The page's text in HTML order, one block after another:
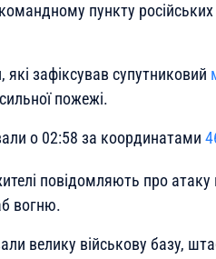
пункту російських
які зафіксував супутниковий
пожежі.
о 02:58 за координатами
повідомляють про
вогню.
велику військову базу,